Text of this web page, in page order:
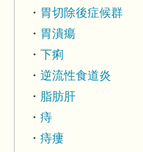
胃切除後症候群
胃潰瘍
下痢
逆流性食道炎
脂肪肝
痔
痔瘻